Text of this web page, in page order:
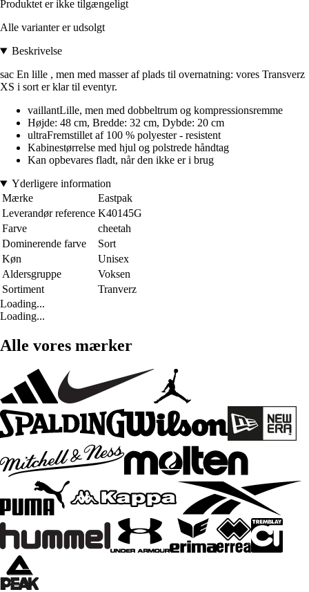
Produktet er ikke tilgængeligt
Alle varianter er udsolgt
Beskrivelse
sac En lille , men med masser af plads til overnatning: vores Transverz
XS i sort er klar til eventyr.
vaillantLille, men med dobbeltrum og kompressionsremme
Højde: 48 cm, Bredde: 32 cm, Dybde: 20 cm
ultraFremstillet af 100 % polyester - resistent
Kabinestørrelse med hjul og polstrede håndtag
Kan opbevares fladt, når den ikke er i brug
Yderligere information
Mærke
Eastpak
Leverandør reference K40145G
Farve
cheetah
Dominerende farve
Sort
Køn
Unisex
Aldersgruppe
Voksen
Sortiment
Tranverz
Loading...
Loading...
Alle vores mærker